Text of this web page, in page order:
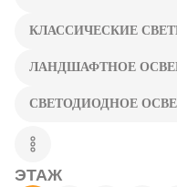
КЛАССИЧЕСКИЕ
ЛАНДШАФТНОЕ
СВЕТОДИОДНОЕ
ЭТАЖ